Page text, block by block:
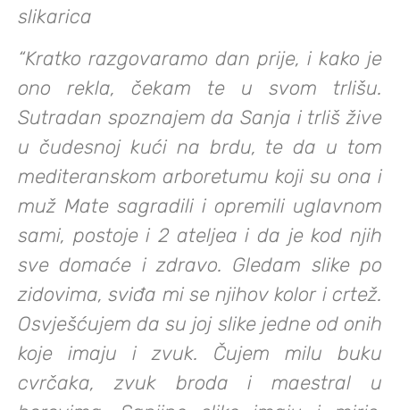
slikarica
“Kratko razgovaramo dan prije, i kako je
ono rekla, čekam te u svom trlišu.
Sutradan spoznajem da Sanja i trliš žive
u čudesnoj kući na brdu, te da u tom
mediteranskom arboretumu koji su ona i
muž Mate sagradili i opremili uglavnom
sami, postoje i 2 ateljea i da je kod njih
sve domaće i zdravo. Gledam slike po
zidovima, sviđa mi se njihov kolor i crtež.
Osvješćujem da su joj slike jedne od onih
koje imaju i zvuk. Čujem milu buku
cvrčaka, zvuk broda i maestral u